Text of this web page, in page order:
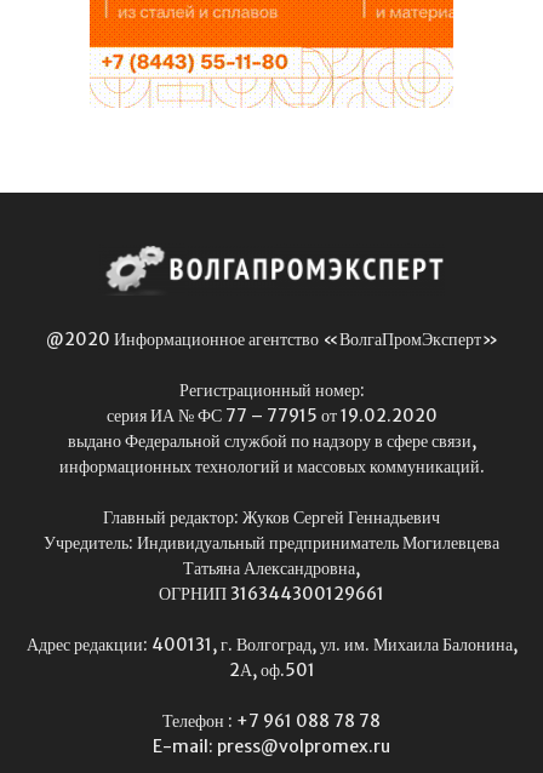
@2020 Информационное агентство «ВолгаПромЭксперт»
Регистрационный номер:
серия ИА № ФС 77 – 77915 от 19.02.2020
выдано Федеральной службой по надзору в сфере связи,
информационных технологий и массовых коммуникаций.
Главный редактор: Жуков Сергей Геннадьевич
Учредитель: Индивидуальный предприниматель Могилевцева
Татьяна Александровна,
ОГРНИП 316344300129661
Адрес редакции: 400131, г. Волгоград, ул. им. Михаила Балонина,
2А, оф.501
Телефон : +7 961 088 78 78
E-mail: press@volpromex.ru